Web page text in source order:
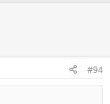
#94